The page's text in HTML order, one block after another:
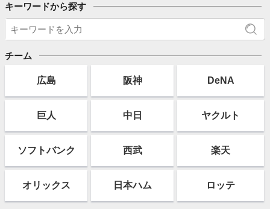
キーワードから探す
チーム
広島 阪神 DeNA
巨人 中日 ヤクルト
ソフトバンク 西武 楽天
オリックス 日本ハム ロッテ